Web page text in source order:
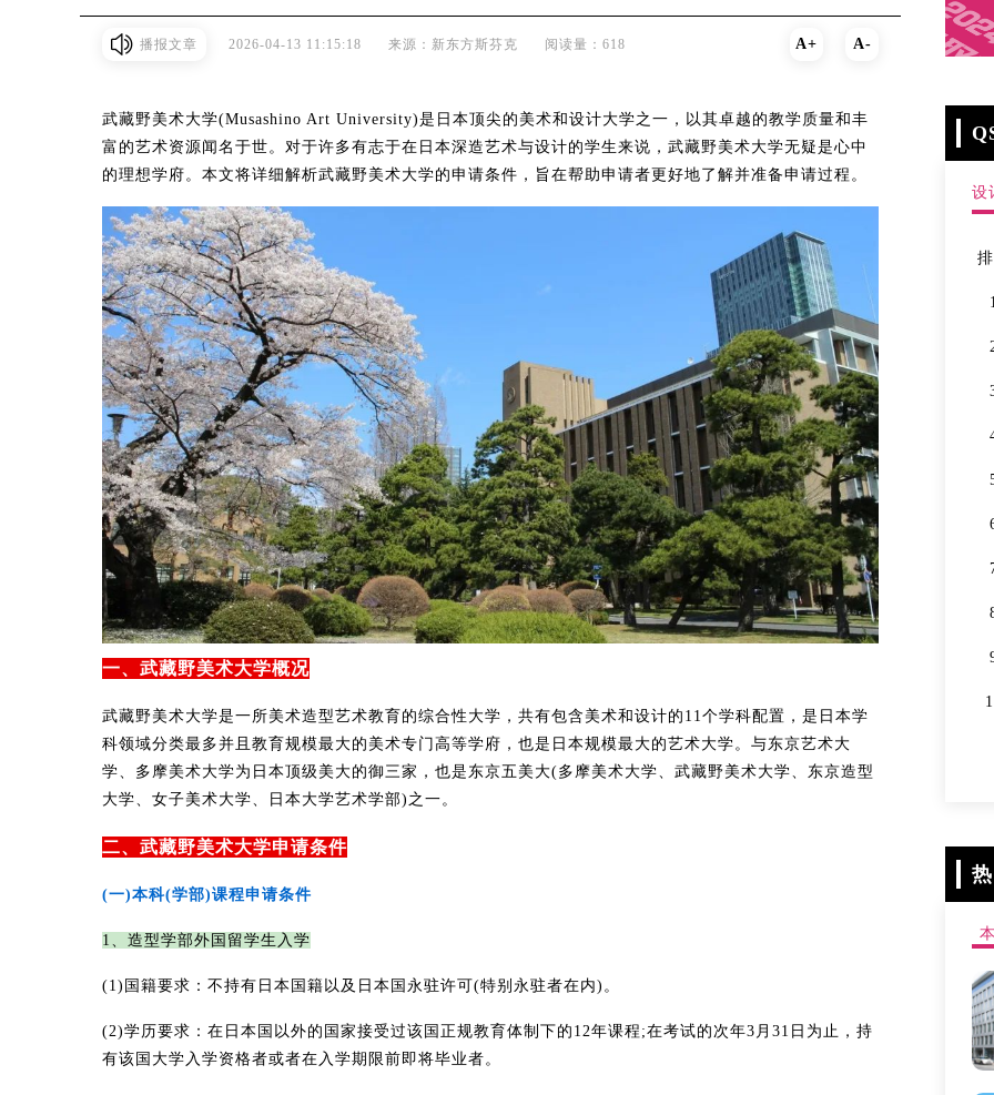
播报文章 2026-04-13 11:15:18 来源：新东方斯芬克 阅读量：618 A+ A-
武藏野美术大学(Musashino Art University)是日本顶尖的美术和设计大学之一，以其卓越的教学质量和丰
富的艺术资源闻名于世。对于许多有志于在日本深造艺术与设计的学生来说，武藏野美术大学无疑是心中
的理想学府。本文将详细解析武藏野美术大学的申请条件，旨在帮助申请者更好地了解并准备申请过程。
一、武藏野美术大学概况
武藏野美术大学是一所美术造型艺术教育的综合性大学，共有包含美术和设计的11个学科配置，是日本学
科领域分类最多并且教育规模最大的美术专门高等学府，也是日本规模最大的艺术大学。与东京艺术大
学、多摩美术大学为日本顶级美大的御三家，也是东京五美大(多摩美术大学、武藏野美术大学、东京造型
大学、女子美术大学、日本大学艺术学部)之一。
二、武藏野美术大学申请条件
(一)本科(学部)课程申请条件
1、造型学部外国留学生入学
(1)国籍要求：不持有日本国籍以及日本国永驻许可(特别永驻者在内)。
(2)学历要求：在日本国以外的国家接受过该国正规教育体制下的12年课程;在考试的次年3月31日为止，持
有该国大学入学资格者或者在入学期限前即将毕业者。
设